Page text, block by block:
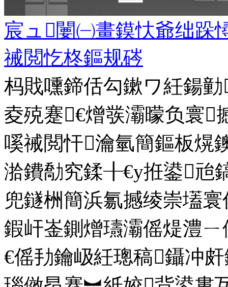
宸ュ闄㈠畫鏌忕爺绌跺
祴閲忔柊鏂规硶
杩戝嚑鍗佸勾鏉ワ紝鍚
夌殑蹇€熷彂灞曚负寰
嗘祴閲忓瀹氫簡鏂板熀
湁鐨勪究鍒╂€у拰鍙兘
兜鐩栦簡浜氱撼绫崇壒
鍜屽崟鍘熷瓙灞傜煶澧
€傜劧鑰岋紝璁稿鑷冲